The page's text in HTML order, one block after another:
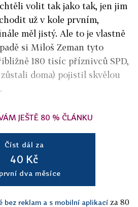
volit tak jako tak, jen jim
už v kole prvním,
měl jistý. Ale to je vlastně
si Miloš Zeman tyto
180 tisíc příznivců SPD,
doma) pojistil skvělou
JEŠTĚ 80 % ČLÁNKU
Číst dál za
40 Kč
dva měsíce
bez reklam a s mobilní aplikací za 80